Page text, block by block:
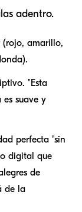
adentro.
(rojo, amarillo,
"Esta
es suave y
perfecta "sin
digital que
de
de la